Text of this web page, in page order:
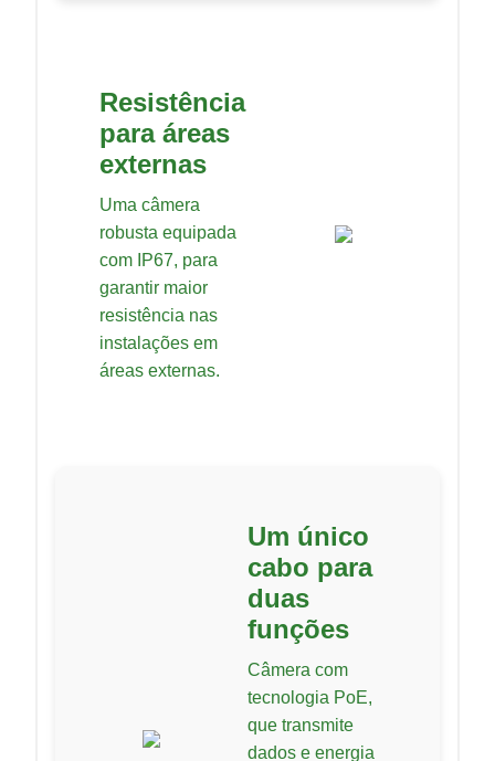
Resistência
para áreas
externas
Uma câmera
robusta equipada
com IP67, para
garantir maior
resistência nas
instalações em
áreas externas.
Um único
cabo para
duas
funções
Câmera com
tecnologia PoE,
que transmite
dados e energia